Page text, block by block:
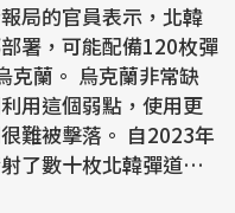
局的官員表示，北韓
署，可能配備120枚彈
蘭非常缺
用這個弱點，使用更
落。 自2023年
了數十枚北韓彈道飛